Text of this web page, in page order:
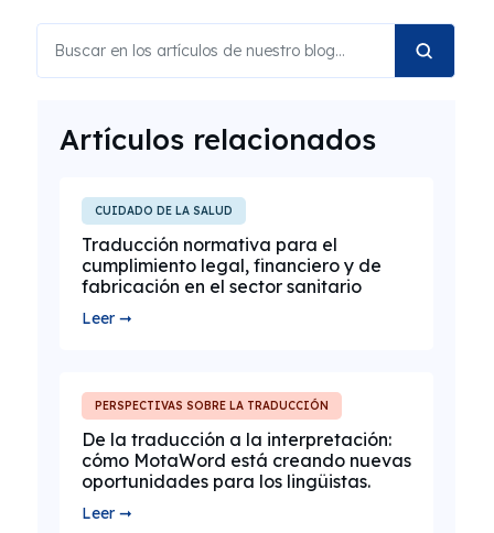
Artículos relacionados
CUIDADO DE LA SALUD
Traducción normativa para el
cumplimiento legal, financiero y de
fabricación en el sector sanitario
Leer ➞
PERSPECTIVAS SOBRE LA TRADUCCIÓN
De la traducción a la interpretación:
cómo MotaWord está creando nuevas
oportunidades para los lingüistas.
Leer ➞